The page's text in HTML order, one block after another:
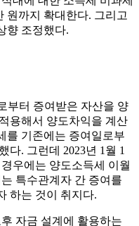
원까지 확대한다. 그리고
향 조정했다.
부터 증여받은 자산을 양
용해서 양도차익을 계산
를 기존에는 증여일로부
다. 그런데 2023년 1월 1
우에는 양도소득세 이월
특수관계자 간 증여를
하는 것이 취지다.
자금 설계에 활용하는